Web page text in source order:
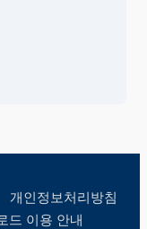
개인정보처리방침
드 이용 안내